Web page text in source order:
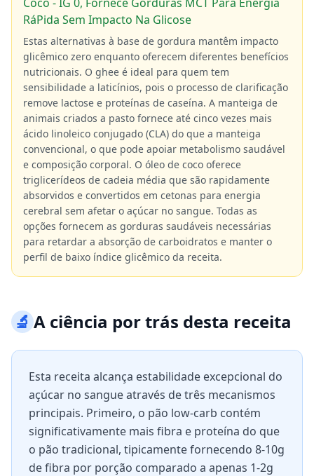
RáPida Sem Impacto Na Glicose
Estas alternativas à base de gordura mantêm impacto
glicêmico zero enquanto oferecem diferentes benefícios
nutricionais. O ghee é ideal para quem tem
sensibilidade a laticínios, pois o processo de clarificação
remove lactose e proteínas de caseína. A manteiga de
animais criados a pasto fornece até cinco vezes mais
ácido linoleico conjugado (CLA) do que a manteiga
convencional, o que pode apoiar metabolismo saudável
e composição corporal. O óleo de coco oferece
triglicerídeos de cadeia média que são rapidamente
absorvidos e convertidos em cetonas para energia
cerebral sem afetar o açúcar no sangue. Todas as
opções fornecem as gorduras saudáveis necessárias
para retardar a absorção de carboidratos e manter o
perfil de baixo índice glicêmico da receita.
🔬A ciência por trás desta receita
Esta receita alcança estabilidade excepcional do
açúcar no sangue através de três mecanismos
principais. Primeiro, o pão low-carb contém
significativamente mais fibra e proteína do que
o pão tradicional, tipicamente fornecendo 8-10g
de fibra por porção comparado a apenas 1-2g